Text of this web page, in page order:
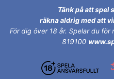
Tänk på att spel
räkna aldrig med att
För dig över 18 år. Spelar du för
819100